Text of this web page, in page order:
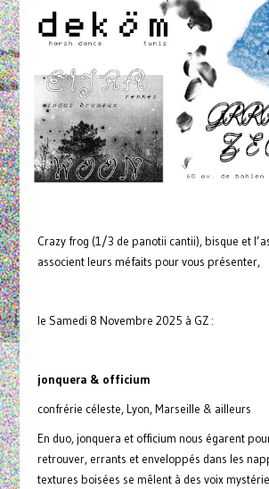
Crazy frog (1/3 de panotii cantii), bisque et
associent leurs méfaits pour vous présenter,
le Samedi 8 Novembre 2025 à GZ :
jonquera & officium
confrérie céleste, Lyon, Marseille & ailleurs
En duo, jonquera et officium nous égarent
retrouver, errants et enveloppés dans les
textures boisées se mêlent à des voix